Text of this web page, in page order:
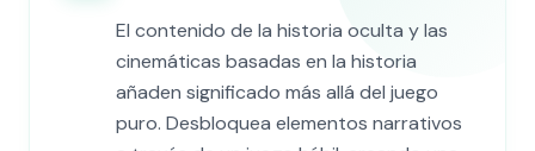
El contenido de la historia oculta y las
cinemáticas basadas en la historia
añaden significado más allá del juego
puro. Desbloquea elementos narrativos